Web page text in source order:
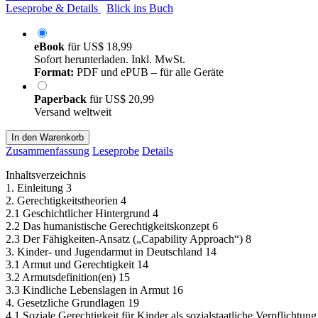
Leseprobe & Details
Blick ins Buch
eBook fürUS$ 18,99
Sofort herunterladen. Inkl. MwSt.
Format: PDF und ePUB – für alle Geräte
Paperback fürUS$ 20,99
Versand weltweit
In den Warenkorb
Zusammenfassung Leseprobe Details
Inhaltsverzeichnis
1. Einleitung 3
2. Gerechtigkeitstheorien 4
2.1 Geschichtlicher Hintergrund 4
2.2 Das humanistische Gerechtigkeitskonzept 6
2.3 Der Fähigkeiten-Ansatz („Capability Approach“) 8
3. Kinder- und Jugendarmut in Deutschland 14
3.1 Armut und Gerechtigkeit 14
3.2 Armutsdefinition(en) 15
3.3 Kindliche Lebenslagen in Armut 16
4. Gesetzliche Grundlagen 19
4.1 Soziale Gerechtigkeit für Kinder als sozialstaatliche